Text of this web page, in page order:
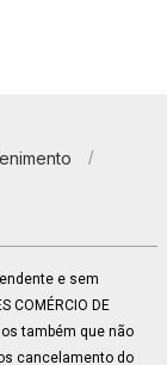
e sem
COMÉRCIO DE
também que não
cancelamento do